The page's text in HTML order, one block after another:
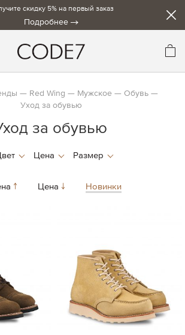
скидку 5% на первый заказ
Подробнее
Red Wing Мужское
Обувь
Уход за обувью
за обувью
Цена Новинки